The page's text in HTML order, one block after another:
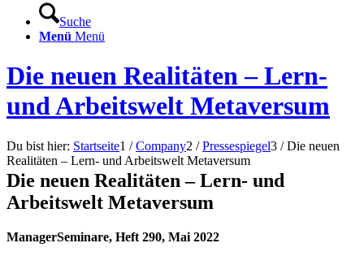
Suche
Menü Menü
Die neuen Realitäten – Lern-
und Arbeitswelt Metaversum
Du bist hier: Startseite1 / Company2 / Pressespiegel3 / Die neuen
Realitäten – Lern- und Arbeitswelt Metaversum
Die neuen Realitäten – Lern- und
Arbeitswelt Metaversum
ManagerSeminare, Heft 290, Mai 2022